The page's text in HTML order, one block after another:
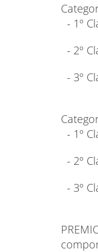
- 1º
- 2º
- 3º
- 1º
- 2º
- 3º